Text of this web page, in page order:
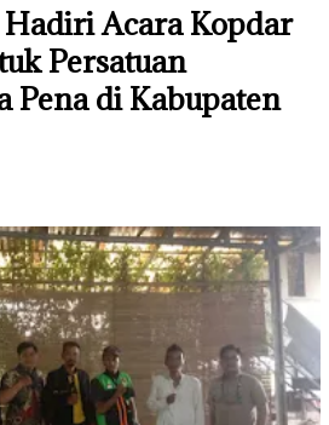
Acara Kopdar
Persatuan
Pena di Kabupaten